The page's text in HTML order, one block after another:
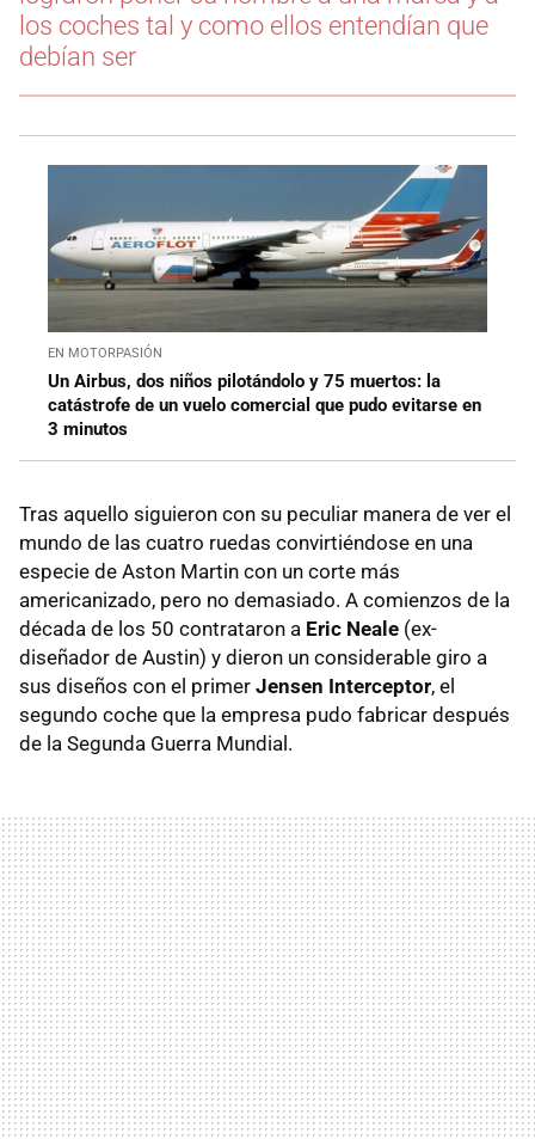
los coches tal y como ellos entendían que
debían ser
EN MOTORPASIÓN
Un Airbus, dos niños pilotándolo y 75 muertos: la
catástrofe de un vuelo comercial que pudo evitarse en
3 minutos
Tras aquello siguieron con su peculiar manera de ver el
mundo de las cuatro ruedas convirtiéndose en una
especie de Aston Martin con un corte más
americanizado, pero no demasiado. A comienzos de la
década de los 50 contrataron a Eric Neale (ex-
diseñador de Austin) y dieron un considerable giro a
sus diseños con el primer Jensen Interceptor, el
segundo coche que la empresa pudo fabricar después
de la Segunda Guerra Mundial.